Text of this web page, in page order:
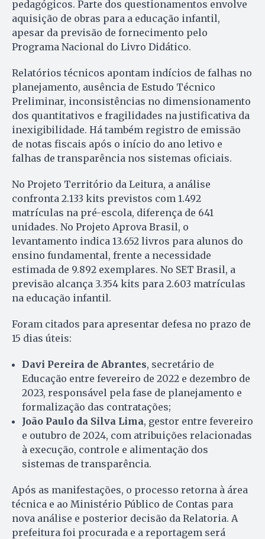
pedagógicos. Parte dos questionamentos envolve
aquisição de obras para a educação infantil,
apesar da previsão de fornecimento pelo
Programa Nacional do Livro Didático.
Relatórios técnicos apontam indícios de falhas no
planejamento, ausência de Estudo Técnico
Preliminar, inconsistências no dimensionamento
dos quantitativos e fragilidades na justificativa da
inexigibilidade. Há também registro de emissão
de notas fiscais após o início do ano letivo e
falhas de transparência nos sistemas oficiais.
No Projeto Território da Leitura, a análise
confronta 2.133 kits previstos com 1.492
matrículas na pré-escola, diferença de 641
unidades. No Projeto Aprova Brasil, o
levantamento indica 13.652 livros para alunos do
ensino fundamental, frente a necessidade
estimada de 9.892 exemplares. No SET Brasil, a
previsão alcança 3.354 kits para 2.603 matrículas
na educação infantil.
Foram citados para apresentar defesa no prazo de
15 dias úteis:
Davi Pereira de Abrantes, secretário de
Educação entre fevereiro de 2022 e dezembro de
2023, responsável pela fase de planejamento e
formalização das contratações;
João Paulo da Silva Lima, gestor entre fevereiro
e outubro de 2024, com atribuições relacionadas
à execução, controle e alimentação dos
sistemas de transparência.
Após as manifestações, o processo retorna à área
técnica e ao Ministério Público de Contas para
nova análise e posterior decisão da Relatoria. A
prefeitura foi procurada e a reportagem será